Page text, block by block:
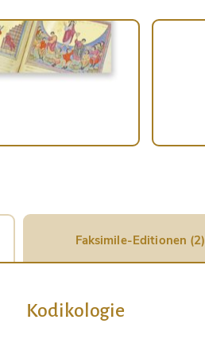
Faksimile-Editionen (2)
Kodikologie